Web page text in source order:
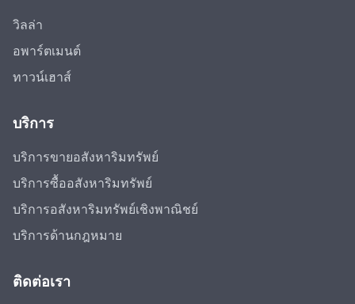
วิลล่า
อพาร์ตเมนต์
ทาวน์เฮาส์
บริการ
บริการขายอสังหาริมทรัพย์
บริการซื้ออสังหาริมทรัพย์
บริการอสังหาริมทรัพย์เชิงพาณิชย์
บริการด้านกฎหมาย
ติดต่อเรา